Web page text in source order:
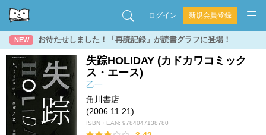
ログイン 新規会員登録
NEW お待たせしました！「再読記録」が読書グラフに登場！
失踪HOLIDAY (カドカワコミック
ス・エース)
乙一
角川書店
(2006.11.21)
ISBN・EAN: 9784047138780